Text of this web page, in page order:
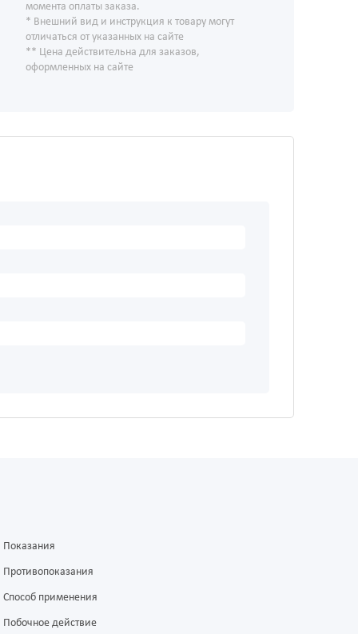
момента оплаты заказа.
* Внешний вид и инструкция к товару могут
отличаться от указанных на сайте
** Цена действительна для заказов,
оформленных на сайте
Показания
Противопоказания
Способ применения
Побочное действие